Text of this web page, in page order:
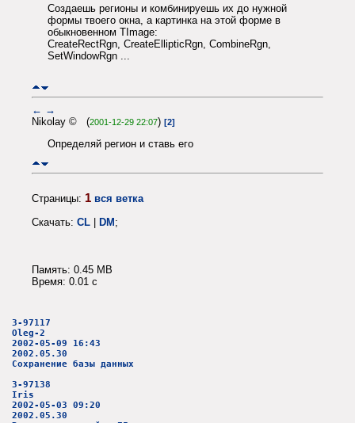
Создаешь регионы и комбинируешь их до нужной
формы твоего окна, а картинка на этой форме в
обыкновенном TImage:
CreateRectRgn, CreateEllipticRgn, CombineRgn,
SetWindowRgn ...
← →
Nikolay © (2001-12-29 22:07) [2]
Определяй регион и ставь его
Страницы: 1 вся ветка
Скачать: CL | DM;
Память: 0.45 MB
Время: 0.01 c
3-97117
Oleg-2
2002-05-09 16:43
2002.05.30
Сохранение базы данных
3-97138
Iris
2002-05-03 09:20
2002.05.30